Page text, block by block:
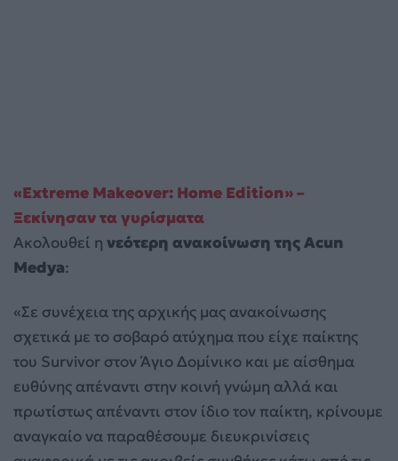
«Extreme Makeover: Home Edition» –
Ξεκίνησαν τα γυρίσματα
Ακολουθεί η νεότερη ανακοίνωση της Acun
Medya:
«Σε συνέχεια της αρχικής μας ανακοίνωσης
σχετικά με το σοβαρό ατύχημα που είχε παίκτης
του Survivor στον Άγιο Δομίνικο και με αίσθημα
ευθύνης απέναντι στην κοινή γνώμη αλλά και
πρωτίστως απέναντι στον ίδιο τον παίκτη, κρίνουμε
αναγκαίο να παραθέσουμε διευκρινίσεις